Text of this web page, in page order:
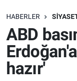
HABERLER
ABD
hazır'
SAĞLIK
EKONOMİ
EĞİTİM